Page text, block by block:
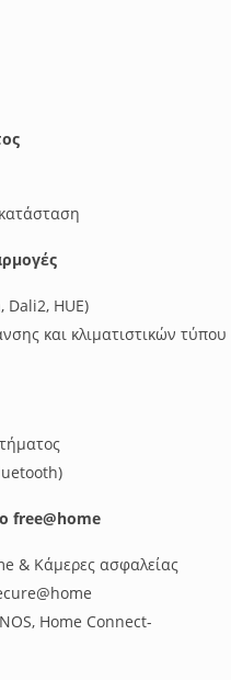
HUE)
και κλιματιστικών τύπου
free@home
& Κάμερες ασφαλείας
Home Connect-